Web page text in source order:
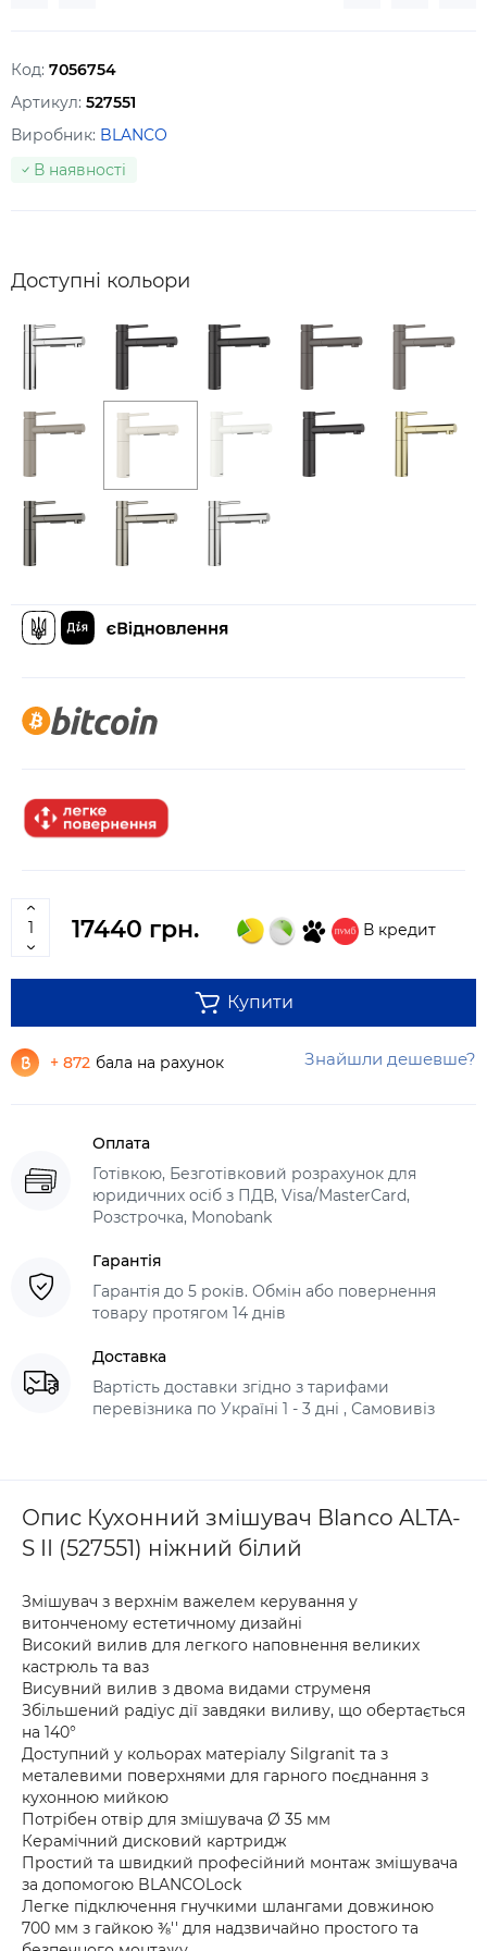
Код: 7056754
Артикул: 527551
Виробник: BLANCO
В наявності
Доступні кольори
17440 грн. В кредит
Купити
+ 872 бала на рахунок Знайшли дешевше?
Оплата
Готівкою, Безготівковий розрахунок для
юридичних осіб з ПДВ, Visa/MasterCard,
Розстрочка, Monobank
Гарантія
Гарантія до 5 років. Обмін або повернення
товару протягом 14 днів
Доставка
Вартість доставки згідно з тарифами
перевізника по Україні 1 - 3 дні , Самовивіз
Опис Кухонний змішувач Blanco ALTA-
S II (527551) ніжний білий
Змішувач з верхнім важелем керування у
витонченому естетичному дизайні
Високий вилив для легкого наповнення великих
кастрюль та ваз
Висувний вилив з двома видами струменя
Збільшений радіус дії завдяки виливу, що обертається
на 140°
Доступний у кольорах матеріалу Silgranit та з
металевими поверхнями для гарного поєднання з
кухонною мийкою
Потрібен отвір для змішувача Ø 35 мм
Керамічний дисковий картридж
Простий та швидкий професійний монтаж змішувача
за допомогою BLANCOLock
Легке підключення гнучкими шлангами довжиною
700 мм з гайкою ⅜'' для надзвичайно простого та